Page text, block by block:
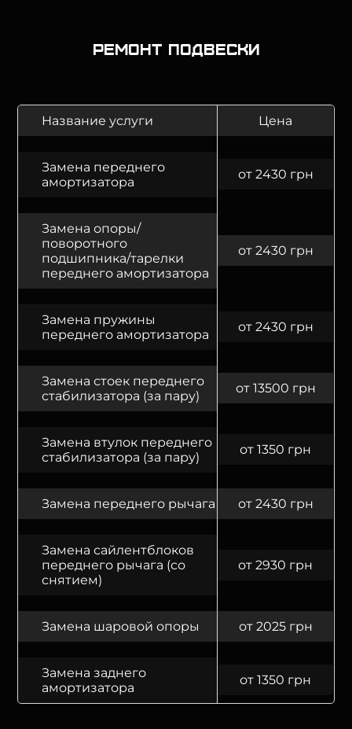
Ремонт подвески
Название услуги Цена
Замена переднего
амортизатора
от 2430 грн
Замена опоры/
поворотного
подшипника/тарелки
переднего амортизатора
от 2430 грн
Замена пружины
переднего амортизатора
от 2430 грн
Замена стоек переднего
стабилизатора (за пару)
от 13500 грн
Замена втулок переднего
стабилизатора (за пару)
от 1350 грн
Замена переднего рычага от 2430 грн
Замена сайлентблоков
переднего рычага (со
снятием)
от 2930 грн
Замена шаровой опоры от 2025 грн
Замена заднего
амортизатора
от 1350 грн